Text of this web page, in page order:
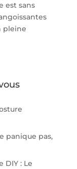
est sans
pleine
panique pas,
DIY : Le